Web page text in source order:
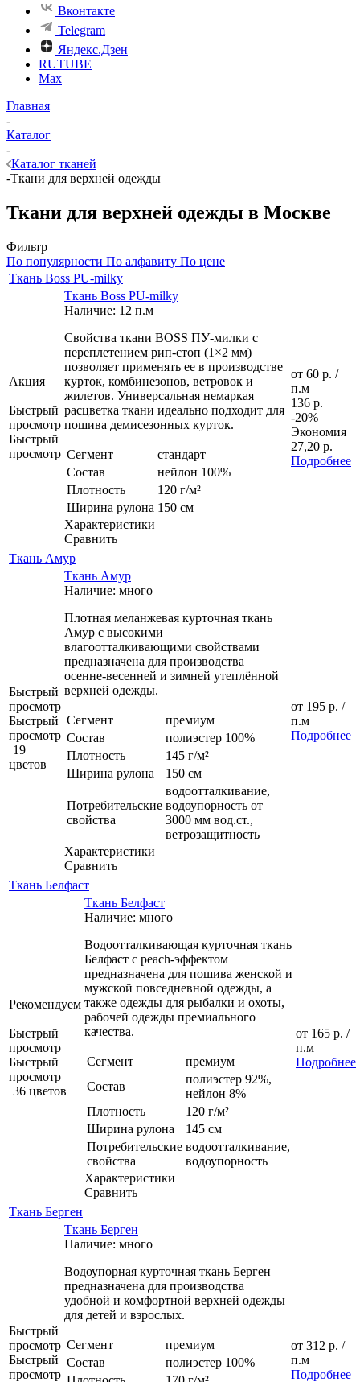
Вконтакте
Telegram
Яндекс.Дзен
RUTUBE
Max
Главная
-
Каталог
-
Каталог тканей
-Ткани для верхней одежды
Ткани для верхней одежды в Москве
Фильтр
По популярности По алфавиту По цене
Ткань Boss PU-milky
Акция
Быстрый
просмотр
Быстрый
просмотр
Ткань Boss PU-milky
Наличие: 12 п.м
Свойства ткани BOSS ПУ-милки с
переплетением рип-стоп (1×2 мм)
позволяет применять ее в производстве
курток, комбинезонов, ветровок и
жилетов. Универсальная немаркая
расцветка ткани идеально подходит для
пошива демисезонных курток.
Сегмент
стандарт
Состав
нейлон 100%
Плотность
120 г/м²
Ширина рулона 150 см
Характеристики
Сравнить
от 60 р. /
п.м
136 р.
-20%
Экономия
27,20 р.
Подробнее
Ткань Амур
Быстрый
просмотр
Быстрый
просмотр
19
цветов
Ткань Амур
Наличие: много
Плотная меланжевая курточная ткань
Амур с высокими
влагоотталкивающими свойствами
предназначена для производства
осенне-весенней и зимней утеплённой
верхней одежды.
Сегмент
премиум
Состав
полиэстер 100%
Плотность
145 г/м²
Ширина рулона
150 см
Потребительские
свойства
водоотталкивание,
водоупорность от
3000 мм вод.ст.,
ветрозащитность
Характеристики
Сравнить
от 195 р. /
п.м
Подробнее
Ткань Белфаст
Рекомендуем
Быстрый
просмотр
Быстрый
просмотр
36 цветов
Ткань Белфаст
Наличие: много
Водоотталкивающая курточная ткань
Белфаст с peach-эффектом
предназначена для пошива женской и
мужской повседневной одежды, а
также одежды для рыбалки и охоты,
рабочей одежды премиального
качества.
Сегмент
премиум
Состав
полиэстер 92%,
нейлон 8%
Плотность
120 г/м²
Ширина рулона
145 см
Потребительские
свойства
водоотталкивание,
водоупорность
Характеристики
Сравнить
от 165 р. /
п.м
Подробнее
Ткань Берген
Быстрый
просмотр
Быстрый
просмотр
Ткань Берген
Наличие: много
Водоупорная курточная ткань Берген
предназначена для производства
удобной и комфортной верхней одежды
для детей и взрослых.
Сегмент
премиум
Состав
полиэстер 100%
от 312 р. /
п.м
Подробнее